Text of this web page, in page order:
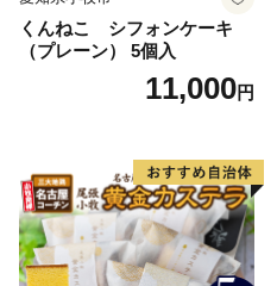
くんねこ シフォンケーキ
（プレーン） 5個入
11,000円